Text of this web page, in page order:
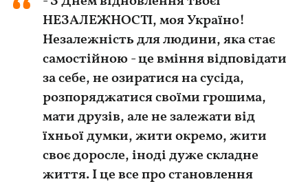
НЕЗАЛЕЖНОСТІ, моя Україно!
Незалежність для людини, яка стає
самостійною - це вміння відповідати
за себе, не озиратися на сусіда,
розпоряджатися своїми грошима,
мати друзів, але не залежати від
їхньої думки, жити окремо, жити
своє доросле, іноді дуже складне
життя. І це все про становлення